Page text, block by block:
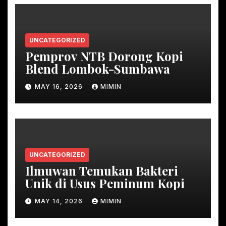
UNCATEGORIZED
Pemprov NTB Dorong Kopi
Blend Lombok-Sumbawa
MAY 16, 2026 MIMIN
UNCATEGORIZED
Ilmuwan Temukan Bakteri
Unik di Usus Peminum Kopi
MAY 14, 2026 MIMIN